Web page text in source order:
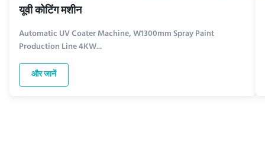
यूवी कोटिंग मशीन
Automatic UV Coater Machine, W1300mm Spray Paint
Production Line 4KW...
और जानें